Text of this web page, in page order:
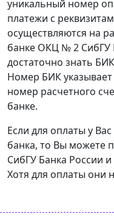
уникальный номер
платежи с
осуществляются на
банке ОКЦ № 2 СибГУ
достаточно знать
Номер БИК
номер расчетного
банке.
Если для оплаты у
банка, то Вы можете
СибГУ Банка России
Хотя для оплаты они